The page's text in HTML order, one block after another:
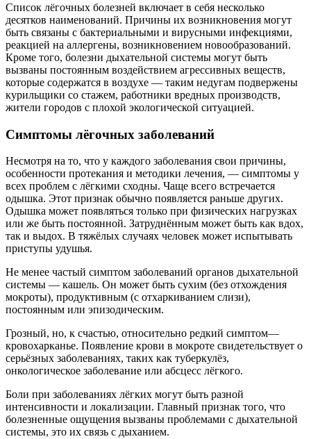
Список лёгочных болезней включает в себя несколько
десятков наименований. Причины их возникновения могут
быть связаны с бактериальными и вирусными инфекциями,
реакцией на аллергены, возникновением новообразований.
Кроме того, болезни дыхательной системы могут быть
вызваны постоянным воздействием агрессивных веществ,
которые содержатся в воздухе — таким недугам подвержены
курильщики со стажем, работники вредных производств,
жители городов с плохой экологической ситуацией.
Симптомы лёгочных заболеваний
Несмотря на то, что у каждого заболевания свои причины,
особенности протекания и методики лечения, — симптомы у
всех проблем с лёгкими сходны. Чаще всего встречается
одышка. Этот признак обычно появляется раньше других.
Одышка может появляться только при физических нагрузках
или же быть постоянной. Затруднённым может быть как вдох,
так и выдох. В тяжёлых случаях человек может испытывать
приступы удушья.
Не менее частый симптом заболеваний органов дыхательной
системы — кашель. Он может быть сухим (без отхождения
мокроты), продуктивным (с отхаркиванием слизи),
постоянным или эпизодическим.
Грозный, но, к счастью, относительно редкий симптом—
кровохарканье. Появление крови в мокроте свидетельствует о
серьёзных заболеваниях, таких как туберкулёз,
онкологическое заболевание или абсцесс лёгкого.
Боли при заболеваниях лёгких могут быть разной
интенсивности и локализации. Главный признак того, что
болезненные ощущения вызваны проблемами с дыхательной
системы, это их связь с дыханием.